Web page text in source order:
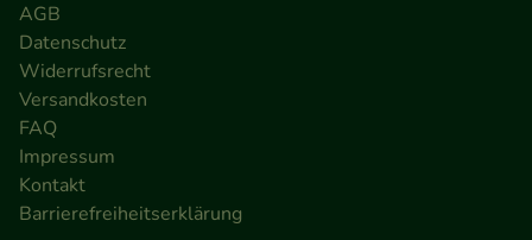
AGB
Datenschutz
Widerrufsrecht
Versandkosten
FAQ
Impressum
Kontakt
Barrierefreiheitserklärung